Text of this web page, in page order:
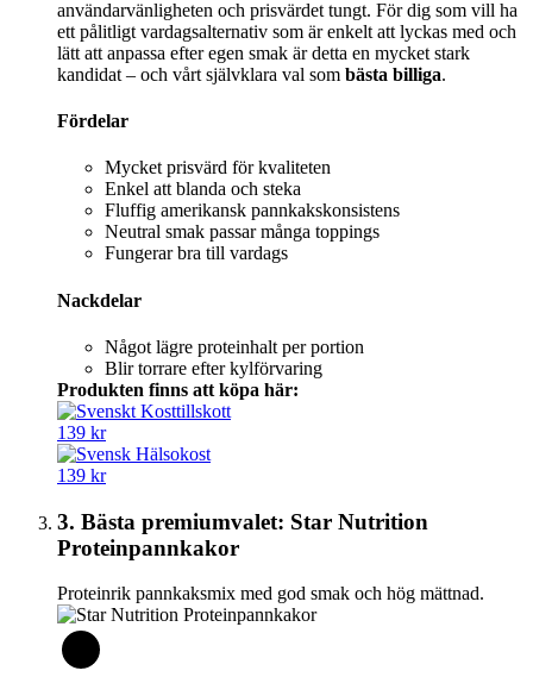
användarvänligheten och prisvärdet tungt. För dig som vill ha
ett pålitligt vardagsalternativ som är enkelt att lyckas med och
lätt att anpassa efter egen smak är detta en mycket stark
kandidat – och vårt självklara val som bästa billiga.
Fördelar
Mycket prisvärd för kvaliteten
Enkel att blanda och steka
Fluffig amerikansk pannkakskonsistens
Neutral smak passar många toppings
Fungerar bra till vardags
Nackdelar
Något lägre proteinhalt per portion
Blir torrare efter kylförvaring
Produkten finns att köpa här:
139 kr
139 kr
3. Bästa premiumvalet: Star Nutrition
Proteinpannkakor
Proteinrik pannkaksmix med god smak och hög mättnad.